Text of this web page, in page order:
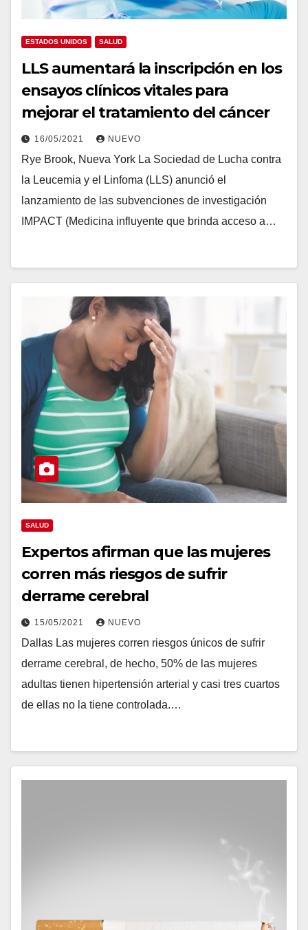
ESTADOS UNIDOS SALUD
LLS aumentará la inscripción en los
ensayos clínicos vitales para
mejorar el tratamiento del cáncer
16/05/2021 NUEVO
Rye Brook, Nueva York La Sociedad de Lucha contra
la Leucemia y el Linfoma (LLS) anunció el
lanzamiento de las subvenciones de investigación
IMPACT (Medicina influyente que brinda acceso a…
SALUD
Expertos afirman que las mujeres
corren más riesgos de sufrir
derrame cerebral
15/05/2021 NUEVO
Dallas Las mujeres corren riesgos únicos de sufrir
derrame cerebral, de hecho, 50% de las mujeres
adultas tienen hipertensión arterial y casi tres cuartos
de ellas no la tiene controlada.…